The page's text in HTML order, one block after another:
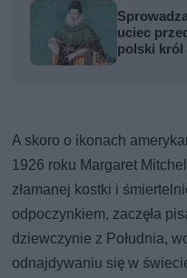
uciec
polski król
A skoro o ikonach
1926 roku Margaret
złamanej kostki i
odpoczynkiem, zaczęła
dziewczynie z Południa,
odnajdywaniu się w